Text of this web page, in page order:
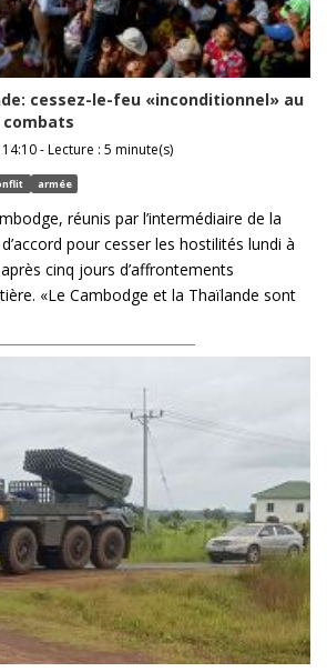
cessez-le-feu «inconditionnel» au
combats
- Lecture : 5 minute(s)
armée
réunis par l’intermédiaire de la
pour cesser les hostilités lundi à
cinq jours d’affrontements
«Le Cambodge et la Thaïlande sont